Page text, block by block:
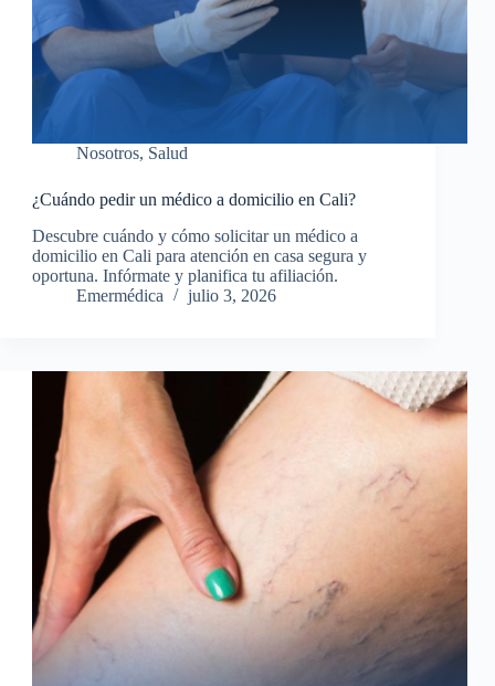
Nosotros, Salud
¿Cuándo pedir un médico a domicilio en Cali?
Descubre cuándo y cómo solicitar un médico a
domicilio en Cali para atención en casa segura y
oportuna. Infórmate y planifica tu afiliación.
Emermédica
julio 3, 2026